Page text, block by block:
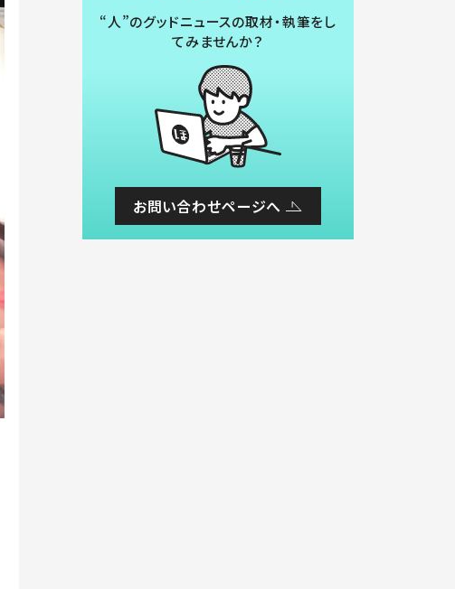
“人”のグッドニュースの取材・執筆をし
てみませんか？
お問い合わせページへ